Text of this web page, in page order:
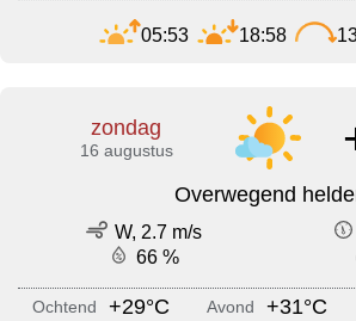
05:53 18:58
zondag
16 augustus
Overwegend
W, 2.7 m/s
66 %
Ochtend +29°C Avond +31°C